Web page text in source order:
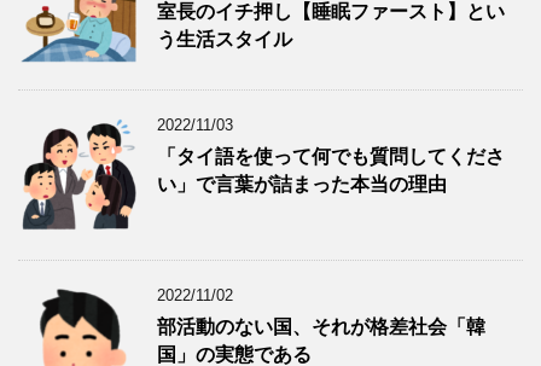
室長のイチ押し【睡眠ファースト】とい
う生活スタイル
2022/11/03
「タイ語を使って何でも質問してくださ
い」で言葉が詰まった本当の理由
2022/11/02
部活動のない国、それが格差社会「韓
国」の実態である